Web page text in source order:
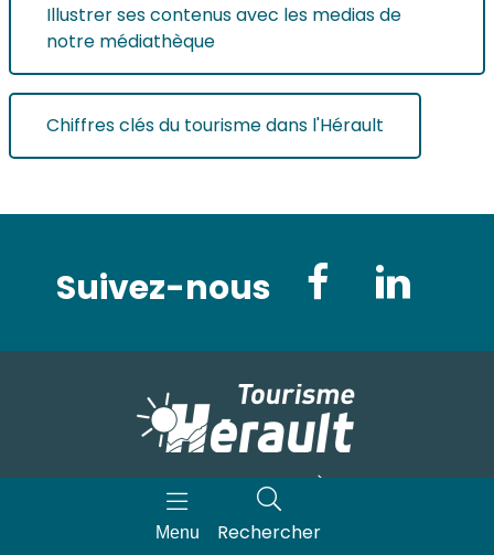
Menu Rechercher
Illustrer ses contenus avec les medias de
notre médiathèque
Chiffres clés du tourisme dans l'Hérault
Suivez-nous
Contactez-nous
Consulter le site grand public